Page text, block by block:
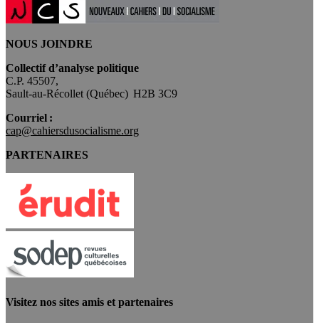
NOUS JOINDRE
Collectif d’analyse politique
C.P. 45507,
Sault-au-Récollet (Québec) H2B 3C9
Courriel :
cap@cahiersdusocialisme.org
PARTENAIRES
Visitez nos sites amis et partenaires